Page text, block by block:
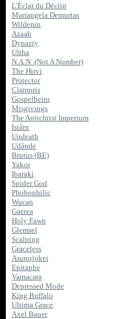
L'Éclat du Déclin
Mariangela Demurtas
Wilderun
Azaab
Dynazty
Ultha
N.A.N. (Not A Number)
The Hirvi
Protector
Clamoris
Gospelheim
Misgivings
The Antichrist Imperium
Istårn
Undeath
Udånde
Brutus (BE)
Yakor
Ibaraki
Spider God
Phobophilic
Wucan
Gaerea
Holy Fawn
Glemsel
Scalping
Graceless
Asunojokei
Epitaphe
Vamacara
Depressed Mode
King Buffalo
Ultima Grace
Axel Bauer